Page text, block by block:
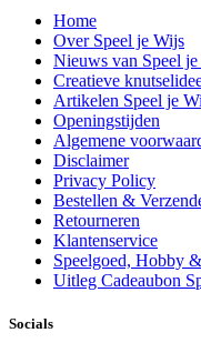
Home
Over Speel je Wijs
Nieuws van Speel
Creatieve
Artikelen Speel je
Openingstijden
Algemene
Disclaimer
Privacy Policy
Bestellen &
Retourneren
Klantenservice
Speelgoed, Hobby
Uitleg Cadeaubon
Socials